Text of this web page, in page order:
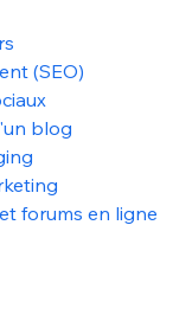
(SEO)
blog
forums en ligne